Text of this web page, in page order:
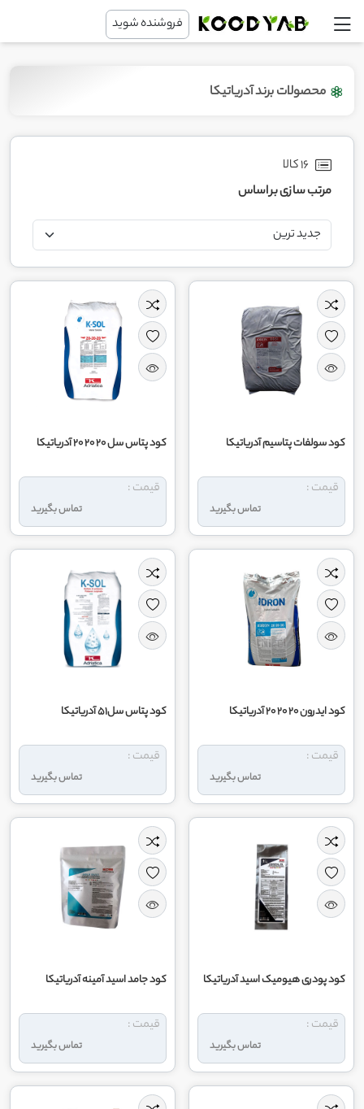
فروشنده شوید
محصولات برند آدریاتیکا
16 کالا
مرتب سازی بر اساس
کود سولفات پتاسیم آدریاتیکا
تماس بگیرید
قیمت :
کود پتاس سل 20 20 20 آدریاتیکا
تماس بگیرید
قیمت :
کود ایدرون 20 20 20 آدریاتیکا
تماس بگیرید
قیمت :
کود پتاس سل51 آدریاتیکا
تماس بگیرید
قیمت :
کود پودری هیومیک اسید آدریاتیکا
تماس بگیرید
قیمت :
کود جامد اسید آمینه آدریاتیکا
تماس بگیرید
قیمت :